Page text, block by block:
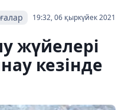
19:32, 06 қыркүйек 2021
жүйелері
кезінде